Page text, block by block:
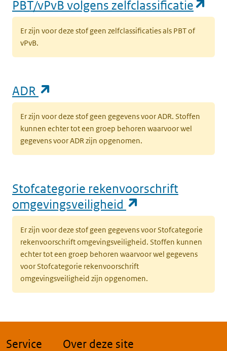
PBT/vPvB volgens zelfclassificatie
Er zijn voor deze stof geen zelfclassificaties als PBT of
vPvB.
ADR
Er zijn voor deze stof geen gegevens voor ADR. Stoffen
kunnen echter tot een groep behoren waarvoor wel
gegevens voor ADR zijn opgenomen.
Stofcategorie rekenvoorschrift
omgevingsveiligheid
Er zijn voor deze stof geen gegevens voor Stofcategorie
rekenvoorschrift omgevingsveiligheid. Stoffen kunnen
echter tot een groep behoren waarvoor wel gegevens
voor Stofcategorie rekenvoorschrift
omgevingsveiligheid zijn opgenomen.
Service Over deze site